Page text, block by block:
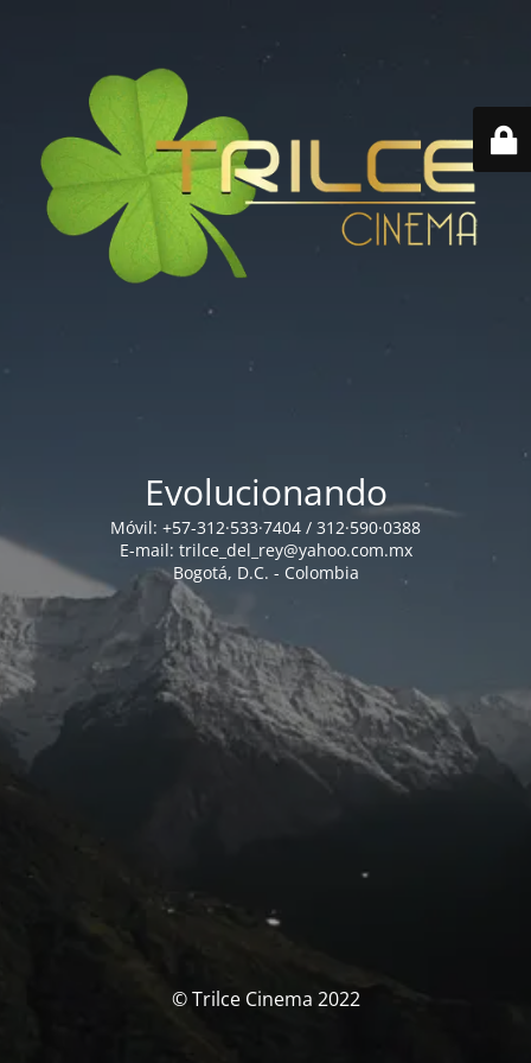
Evolucionando
Móvil: +57-312·533·7404 / 312·590·0388
E-mail: trilce_del_rey@yahoo.com.mx
Bogotá, D.C. - Colombia
© Trilce Cinema 2022